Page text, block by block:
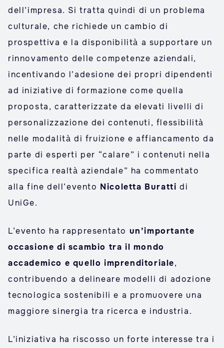
dell’impresa. Si tratta quindi di un problema
culturale, che richiede un cambio di
prospettiva e la disponibilità a supportare un
rinnovamento delle competenze aziendali,
incentivando l’adesione dei propri dipendenti
ad iniziative di formazione come quella
proposta, caratterizzate da elevati livelli di
personalizzazione dei contenuti, flessibilità
nelle modalità di fruizione e affiancamento da
parte di esperti per “calare” i contenuti nella
specifica realtà aziendale” ha commentato
alla fine dell’evento Nicoletta Buratti di
UniGe.
L’evento ha rappresentato un’importante
occasione di scambio tra il mondo
accademico e quello imprenditoriale,
contribuendo a delineare modelli di adozione
tecnologica sostenibili e a promuovere una
maggiore sinergia tra ricerca e industria.
L’iniziativa ha riscosso un forte interesse tra i